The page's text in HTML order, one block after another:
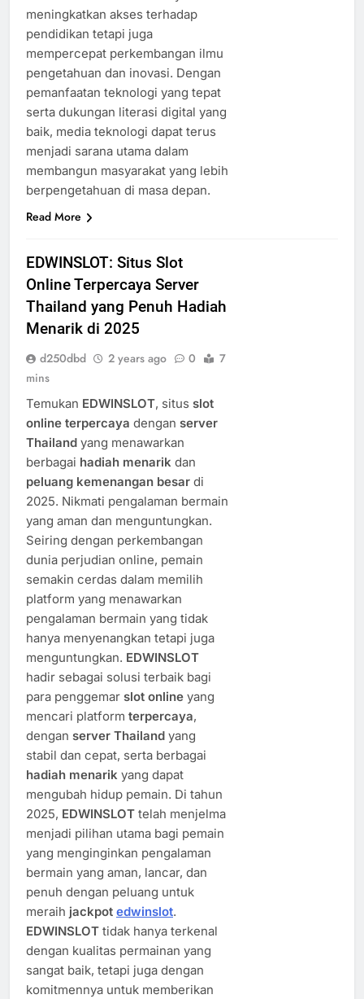
meningkatkan akses terhadap
pendidikan tetapi juga
mempercepat perkembangan ilmu
pengetahuan dan inovasi. Dengan
pemanfaatan teknologi yang tepat
serta dukungan literasi digital yang
baik, media teknologi dapat terus
menjadi sarana utama dalam
membangun masyarakat yang lebih
berpengetahuan di masa depan.
Read More
EDWINSLOT: Situs Slot
Online Terpercaya Server
Thailand yang Penuh Hadiah
Menarik di 2025
d250dbd 2 years ago 0
7
mins
Temukan EDWINSLOT, situs slot
online terpercaya dengan server
Thailand yang menawarkan
berbagai hadiah menarik dan
peluang kemenangan besar di
2025. Nikmati pengalaman bermain
yang aman dan menguntungkan.
Seiring dengan perkembangan
dunia perjudian online, pemain
semakin cerdas dalam memilih
platform yang menawarkan
pengalaman bermain yang tidak
hanya menyenangkan tetapi juga
menguntungkan. EDWINSLOT
hadir sebagai solusi terbaik bagi
para penggemar slot online yang
mencari platform terpercaya,
dengan server Thailand yang
stabil dan cepat, serta berbagai
hadiah menarik yang dapat
mengubah hidup pemain. Di tahun
2025, EDWINSLOT telah menjelma
menjadi pilihan utama bagi pemain
yang menginginkan pengalaman
bermain yang aman, lancar, dan
penuh dengan peluang untuk
meraih jackpot edwinslot.
EDWINSLOT tidak hanya terkenal
dengan kualitas permainan yang
sangat baik, tetapi juga dengan
komitmennya untuk memberikan